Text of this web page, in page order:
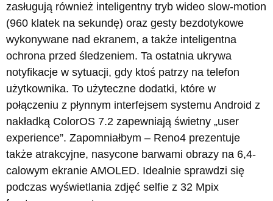
zasługują również inteligentny tryb wideo slow-motion
(960 klatek na sekundę) oraz gesty bezdotykowe
wykonywane nad ekranem, a także inteligentna
ochrona przed śledzeniem. Ta ostatnia ukrywa
notyfikacje w sytuacji, gdy ktoś patrzy na telefon
użytkownika. To użyteczne dodatki, które w
połączeniu z płynnym interfejsem systemu Android z
nakładką ColorOS 7.2 zapewniają świetny „user
experience”. Zapomniałbym – Reno4 prezentuje
także atrakcyjne, nasycone barwami obrazy na 6,4-
calowym ekranie AMOLED. Idealnie sprawdzi się
podczas wyświetlania zdjęć selfie z 32 Mpix